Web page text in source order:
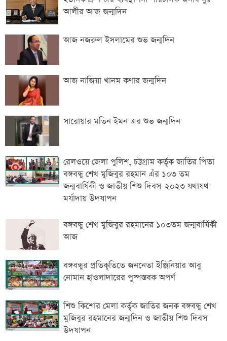
আলীর আজ জন্মদিন
আজ নজরুল ইসলামের শুভ জন্মদিন
আজ নাজিয়া খানম কণার জন্মদিন
সারোয়ার মতিন ইমন এর শুভ জন্মদিন
রেলওয়ে জেলা পুলিশ, চট্টগ্রাম কর্তৃক জাতির পিতা
বঙ্গবন্ধু শেখ মুজিবুর রহমান এঁর ১০৩ তম
জন্মবার্ষিকী ও জাতীয় শিশু দিবস-২০২৩ যথাযথ
মর্যাদায় উদযাপন
বঙ্গবন্ধু শেখ মুজিবুর রহমানের ১০৩তম জন্মবার্ষিকী
আজ
বঙ্গবন্ধুর প্রতিকৃতিতে জননেতা ইঞ্জিনিয়ার আবু
নোমান হাওলাদারের পুষ্পস্তবক অপর্ণ
শিশু কিশোর মেলা কর্তৃক জাতির জনক বঙ্গবন্ধু শেখ
মুজিবুর রহমানের জন্মদিন ও জাতীয় শিশু দিবস
উদযাপন